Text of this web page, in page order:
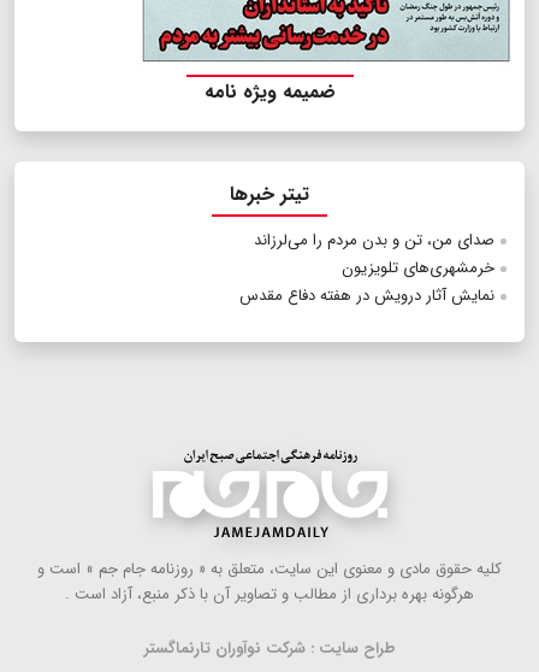
ضمیمه ویژه نامه
تیتر خبرها
صدای من، تن و بدن مردم را می‌لرزاند
خرمشهری‌های تلویزیون
نمایش آثار درویش در هفته دفاع مقدس
كلیه حقوق مادی و معنوی این سایت، متعلق به « روزنامه جام جم » است و
هرگونه بهره ‌برداری از مطالب و تصاویر آن با ذكر منبع، آزاد است .
طراح سایت : شرکت نوآوران تارنماگستر